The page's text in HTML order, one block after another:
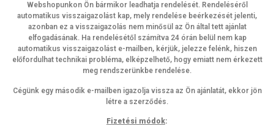
Webshopunkon Ön bármikor leadhatja rendelését. Rendeléséről
automatikus visszaigazolást kap, mely rendelése beérkezését jelenti,
azonban ez a visszaigazolás nem minősül az Ön által tett ajánlat
elfogadásának. Ha rendelésétől számítva 24 órán belül nem kap
automatikus visszaigazolást e-mailben, kérjük, jelezze felénk, hiszen
előfordulhat technikai probléma, elképzelhető, hogy emiatt nem érkezett
meg rendszerünkbe rendelése.
Cégünk egy második e-mailben igazolja vissza az Ön ajánlatát, ekkor jön
létre a szerződés.
Fizetési módok: